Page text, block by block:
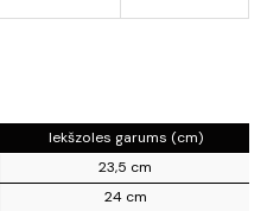
Iekšzoles garums (cm)
23,5 cm
24 cm